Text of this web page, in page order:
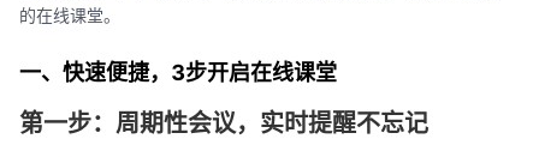
的在线课堂。
一、快速便捷，3步开启在线课堂
第一步：周期性会议，实时提醒不忘记